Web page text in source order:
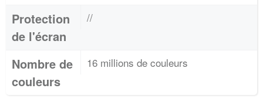
Protection
de l'écran
//
Nombre de
couleurs
16 millions de couleurs